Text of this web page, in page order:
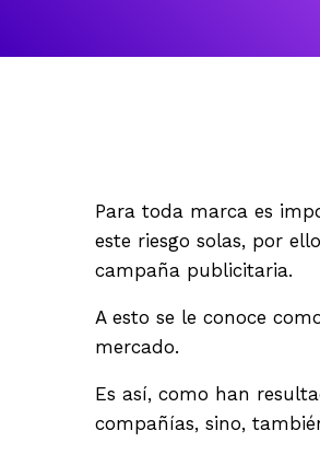
Para toda marca es
este riesgo solas, por
campaña publicitaria.
A esto se le conoce
mercado.
Es así, como han
compañías, sino,